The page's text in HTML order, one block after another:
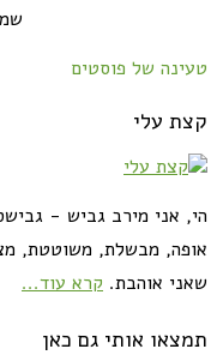
טעינה של פוסטים
קצת עלי
הי, אני מירב גביש -
אופה, מבשלת, משוטטת,
שאני אוהבת. קרא עוד...
תמצאו אותי גם כאן